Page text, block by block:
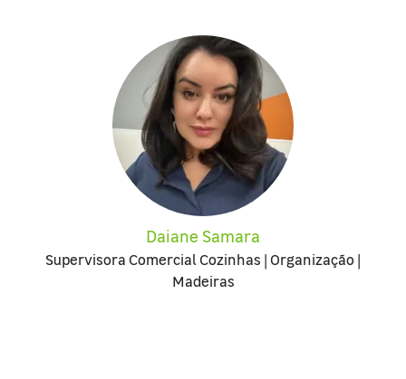
Daiane Samara
Supervisora Comercial Cozinhas | Organização |
Madeiras